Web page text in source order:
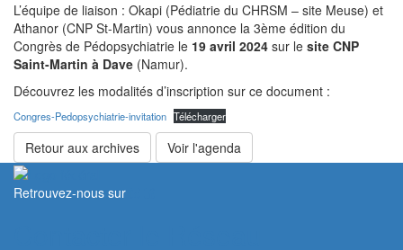
L’équipe de liaison : Okapi (Pédiatrie du CHRSM – site Meuse) et
Athanor (CNP St-Martin) vous annonce la 3ème édition du
Congrès de Pédopsychiatrie le 19 avril 2024 sur le site CNP
Saint-Martin à Dave (Namur).
Découvrez les modalités d’inscription sur ce document :
Congres-Pedopsychiatrie-invitation Télécharger
Retour aux archives Voir l'agenda
Retrouvez-nous sur